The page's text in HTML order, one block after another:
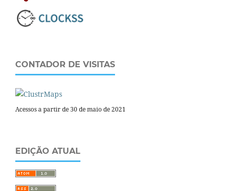
CONTADOR DE VISITAS
Acessos a partir de 30 de maio de 2021
EDIÇÃO ATUAL